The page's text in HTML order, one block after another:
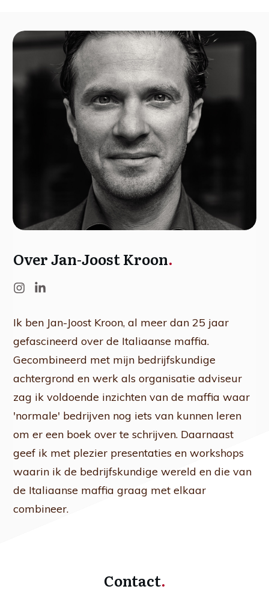
Over Jan-Joost Kroon.
Ik ben Jan-Joost Kroon, al meer dan 25 jaar
gefascineerd over de Italiaanse maffia.
Gecombineerd met mijn bedrijfskundige
achtergrond en werk als organisatie adviseur
zag ik voldoende inzichten van de maffia waar
'normale' bedrijven nog iets van kunnen leren
om er een boek over te schrijven. Daarnaast
geef ik met plezier presentaties en workshops
waarin ik de bedrijfskundige wereld en die van
de Italiaanse maffia graag met elkaar
combineer.
Contact.